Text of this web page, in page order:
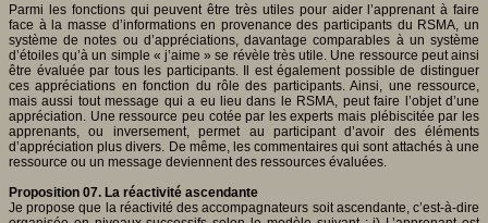
Parmi les fonctions qui peuvent être très utiles pour aider l’apprenant à faire
face à la masse d’informations en provenance des participants du RSMA, un
système de notes ou d’appréciations, davantage comparables à un système
d’étoiles qu’à un simple « j’aime » se révèle très utile. Une ressource peut ainsi
être évaluée par tous les participants. Il est également possible de distinguer
ces appréciations en fonction du rôle des participants. Ainsi, une ressource,
mais aussi tout message qui a eu lieu dans le RSMA, peut faire l’objet d’une
appréciation. Une ressource peu cotée par les experts mais plébiscitée par les
apprenants, ou inversement, permet au participant d’avoir des éléments
d’appréciation plus divers. De même, les commentaires qui sont attachés à une
ressource ou un message deviennent des ressources évaluées.
Proposition 07. La réactivité ascendante
Je propose que la réactivité des accompagnateurs soit ascendante, c’est-à-dire